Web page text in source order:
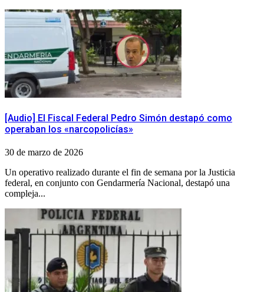
[Audio] El Fiscal Federal Pedro Simón destapó como
operaban los «narcopolicías»
30 de marzo de 2026
Un operativo realizado durante el fin de semana por la Justicia
federal, en conjunto con Gendarmería Nacional, destapó una
compleja...